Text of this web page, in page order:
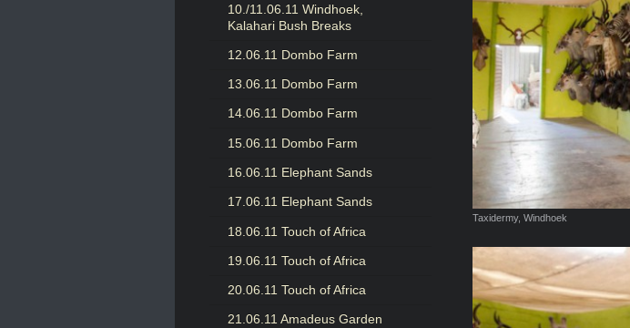
Taxidermy, Windhoek
10./11.06.11 Windhoek,
Kalahari Bush Breaks
12.06.11 Dombo Farm
13.06.11 Dombo Farm
14.06.11 Dombo Farm
15.06.11 Dombo Farm
16.06.11 Elephant Sands
17.06.11 Elephant Sands
18.06.11 Touch of Africa
19.06.11 Touch of Africa
20.06.11 Touch of Africa
21.06.11 Amadeus Garden